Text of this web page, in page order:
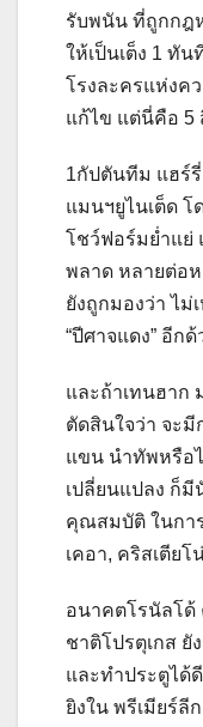
รับพนัน ที่ถูกกฎ
ให้เป็นเต็ง 1 ทั
โรงละครแห่งค
แก้ไข แต่นี่คือ 5
1กัปตันทีม แฮร์
แมนฯยูไนเต็ด
โชว์ฟอร์มย่ำแย่
พลาด หลายต่อ
ยังถูกมองว่า ไ
“ปีศาจแดง” อีกด้
และถ้าเทนฮาก
ตัดสินใจว่า จะ
แขน นำทัพหรือ
เปลี่ยนแปลง ก็มี
คุณสมบัติ ในกา
เคอา, คริสเตีย
อนาคตโรนัลโด้
ชาติโปรตุเกส ยั
และทำประตูได้
ยิงใน พรีเมียร์ลี